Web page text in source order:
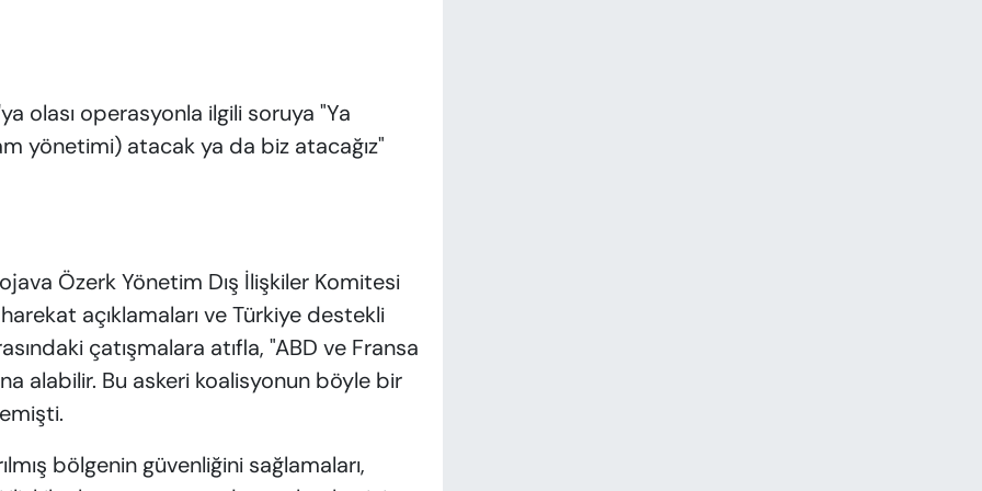
olası operasyonla ilgili soruya "Ya
yönetimi) atacak ya da biz atacağız"
Özerk Yönetim Dış İlişkiler Komitesi
açıklamaları ve Türkiye destekli
çatışmalara atıfla, "ABD ve Fransa
alabilir. Bu askeri koalisyonun böyle bir
bölgenin güvenliğini sağlamaları,